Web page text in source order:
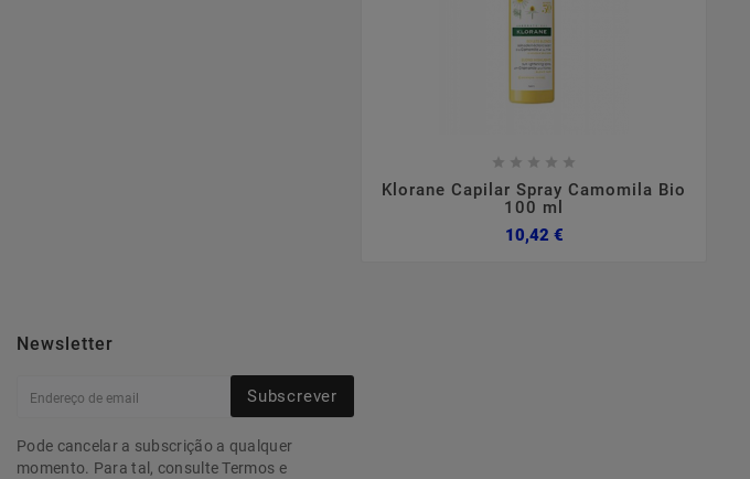
    
Klorane Capilar Spray Camomila Bio
100 ml
10,42 €Preço
Newsletter
Subscrever
Pode cancelar a subscrição a qualquer
momento. Para tal, consulte Termos e